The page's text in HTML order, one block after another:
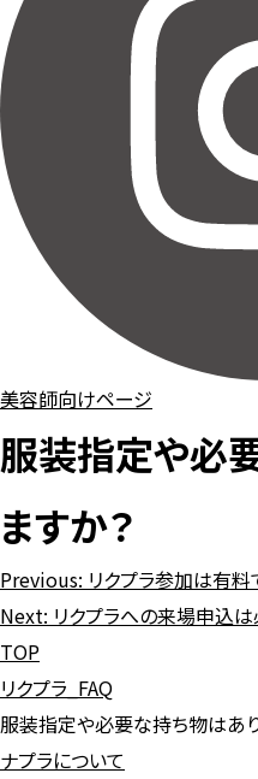
美容師向けページ
服装指定や必
ますか？
Previous: リクプラ参加は有料
Next: リクプラへの来場申込は
TOP
リクプラ_FAQ
服装指定や必要な持ち物はあ
ナプラについて